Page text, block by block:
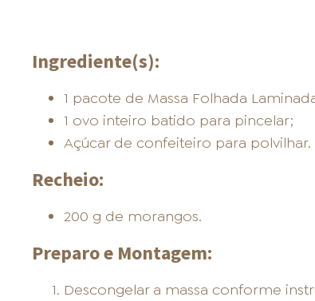
Ingrediente(s):
1 pacote de Massa Folhada
1 ovo inteiro batido para pincelar;
Açúcar de confeiteiro para polvilhar.
Recheio:
200 g de morangos.
Preparo e Montagem:
Descongelar a massa conforme